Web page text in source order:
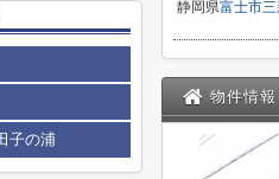
静岡県富士市三
物件情報
子の浦